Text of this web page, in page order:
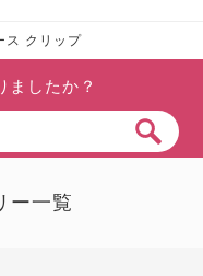
ス クリップ
ましたか？
ー一覧